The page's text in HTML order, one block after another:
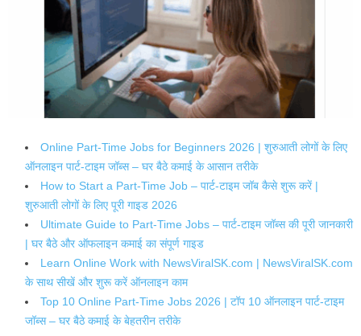
Online Part-Time Jobs for Beginners 2026 | शुरुआती लोगों के लिए
ऑनलाइन पार्ट-टाइम जॉब्स – घर बैठे कमाई के आसान तरीके
How to Start a Part-Time Job – पार्ट-टाइम जॉब कैसे शुरू करें |
शुरुआती लोगों के लिए पूरी गाइड 2026
Ultimate Guide to Part-Time Jobs – पार्ट-टाइम जॉब्स की पूरी जानकारी
| घर बैठे और ऑफलाइन कमाई का संपूर्ण गाइड
Learn Online Work with NewsViralSK.com | NewsViralSK.com
के साथ सीखें और शुरू करें ऑनलाइन काम
Top 10 Online Part-Time Jobs 2026 | टॉप 10 ऑनलाइन पार्ट-टाइम
जॉब्स – घर बैठे कमाई के बेहतरीन तरीके